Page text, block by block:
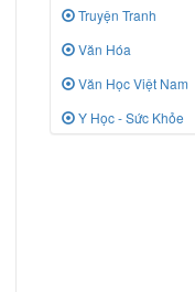
Truyện Tranh
Văn Hóa
Văn Học Việt Nam
Y Học - Sức Khỏe